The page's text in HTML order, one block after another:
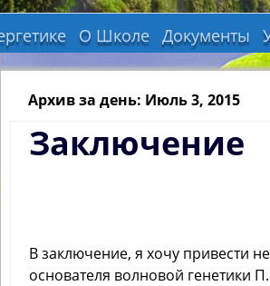
О Школе Документы
Архив за день: Июль 3, 2015
Заключение
В заключение, я хочу привести
основателя волновой генетики